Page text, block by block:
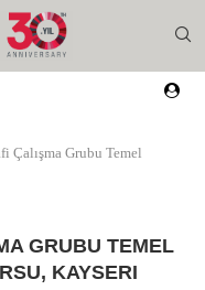
Çalışma Grubu Temel
GRUBU TEMEL
KAYSERI